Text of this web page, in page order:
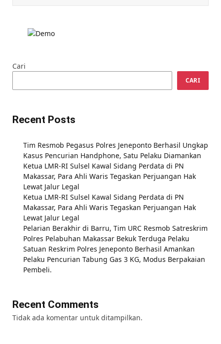
Cari
CARI
Recent Posts
Tim Resmob Pegasus Polres Jeneponto Berhasil Ungkap
Kasus Pencurian Handphone, Satu Pelaku Diamankan
Ketua LMR-RI Sulsel Kawal Sidang Perdata di PN
Makassar, Para Ahli Waris Tegaskan Perjuangan Hak
Lewat Jalur Legal
Ketua LMR-RI Sulsel Kawal Sidang Perdata di PN
Makassar, Para Ahli Waris Tegaskan Perjuangan Hak
Lewat Jalur Legal
Pelarian Berakhir di Barru, Tim URC Resmob Satreskrim
Polres Pelabuhan Makassar Bekuk Terduga Pelaku
Satuan Reskrim Polres Jeneponto Berhasil Amankan
Pelaku Pencurian Tabung Gas 3 KG, Modus Berpakaian
Pembeli.
Recent Comments
Tidak ada komentar untuk ditampilkan.